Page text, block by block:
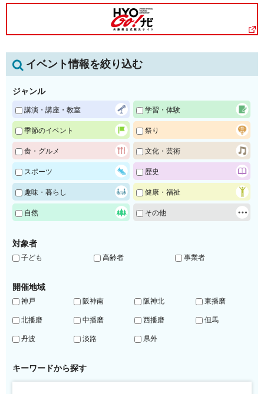
イベント情報を絞り込む
ジャンル
講演・講座・教室 学習・体験
季節のイベント 祭り
食・グルメ 文化・芸術
スポーツ 歴史
趣味・暮らし 健康・福祉
自然 その他
対象者
子ども 高齢者 事業者
開催地域
神戸 阪神南 阪神北 東播磨
北播磨 中播磨 西播磨 但馬
丹波 淡路 県外
キーワードから探す